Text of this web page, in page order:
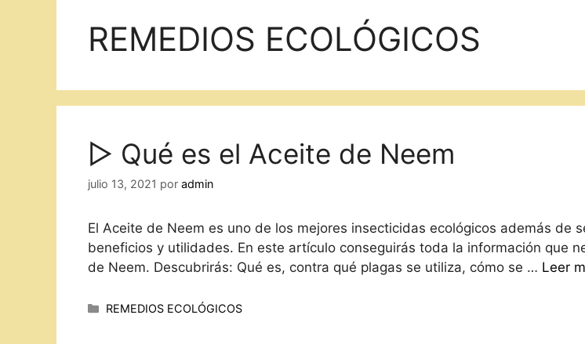
REMEDIOS ECOLÓGICOS
▷ Qué es el Aceite de Neem
julio 13, 2021 por admin
El Aceite de Neem es uno de los mejores insecticidas ecológicos además de
beneficios y utilidades. En este artículo conseguirás toda la información que
de Neem. Descubrirás: Qué es, contra qué plagas se utiliza, cómo se … Leer
Categorías
REMEDIOS ECOLÓGICOS